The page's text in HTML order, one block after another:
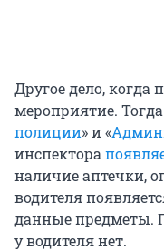
Другое дело, когда
мероприятие.
полиции» и «
инспектора
наличие аптечки,
водителя
данные предметы.
у водителя нет.